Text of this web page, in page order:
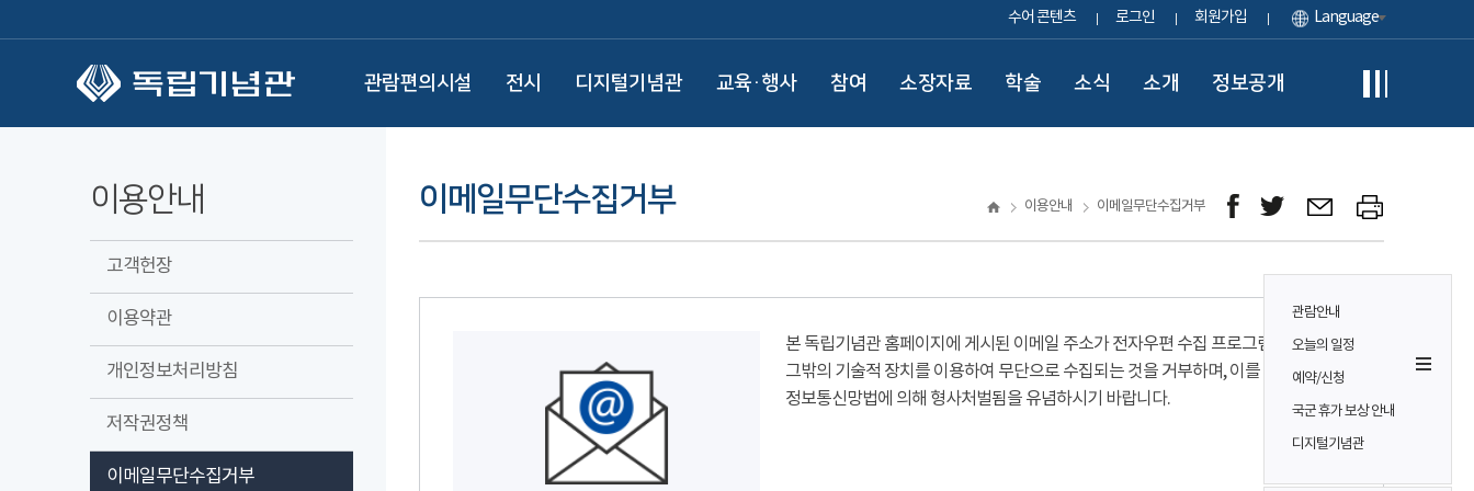
수어 콘텐츠 로그인 회원가입 Language
관람편의시설 전시 디지털기념관 교육·행사 참여 소장자료 학술 소식 소개 정보공개
관람안내
오늘의 일정
예약/신청
국군 휴가 보상 안내
디지털기념관
이용안내
고객헌장
이용약관
개인정보처리방침
저작권정책
이메일무단수집거부
이메일무단수집거부 이용안내 이메일무단수집거부
본 독립기념관 홈페이지에 게시된 이메일 주소가 전자우편 수집 프로그램이나
그밖의 기술적 장치를 이용하여 무단으로 수집되는 것을 거부하며, 이를 위반시
정보통신망법에 의해 형사처벌됨을 유념하시기 바랍니다.